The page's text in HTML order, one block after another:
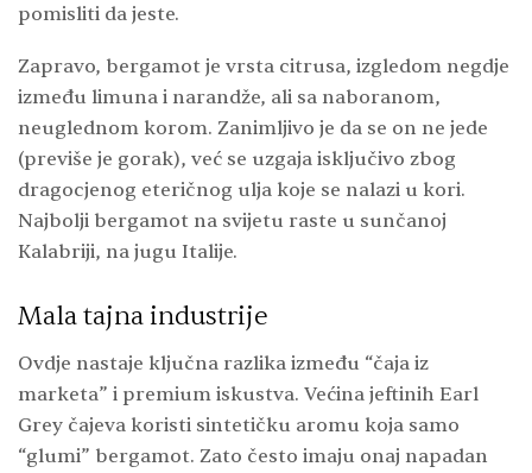
pomisliti da jeste.
Zapravo, bergamot je vrsta citrusa, izgledom negdje
između limuna i narandže, ali sa naboranom,
neuglednom korom. Zanimljivo je da se on ne jede
(previše je gorak), već se uzgaja isključivo zbog
dragocjenog eteričnog ulja koje se nalazi u kori.
Najbolji bergamot na svijetu raste u sunčanoj
Kalabriji, na jugu Italije.
Mala tajna industrije
Ovdje nastaje ključna razlika između “čaja iz
marketa” i premium iskustva. Većina jeftinih Earl
Grey čajeva koristi sintetičku aromu koja samo
“glumi” bergamot. Zato često imaju onaj napadan